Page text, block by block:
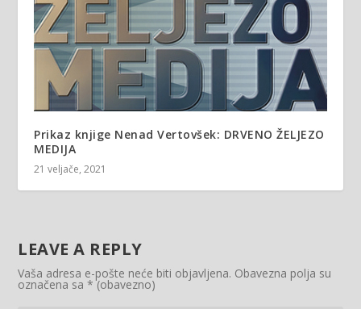
Prikaz knjige Nenad Vertovšek: DRVENO ŽELJEZO
MEDIJA
21 veljače, 2021
LEAVE A REPLY
Vaša adresa e-pošte neće biti objavljena. Obavezna polja su
označena sa* (obavezno)